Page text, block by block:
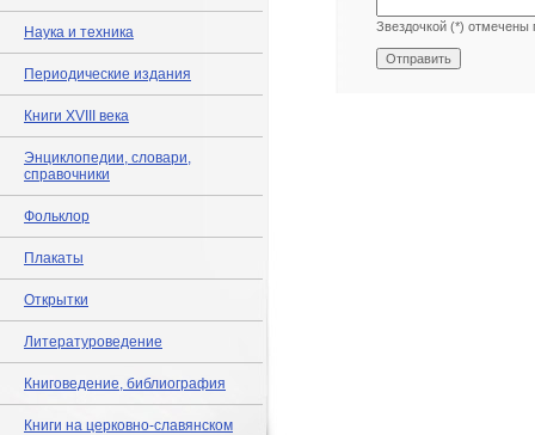
Наука и техника
Периодические издания
Книги XVIII века
Энциклопедии, словари,
справочники
Фольклор
Плакаты
Открытки
Литературоведение
Книговедение, библиография
Книги на церковно-славянском
Звездочкой (*) отмечены